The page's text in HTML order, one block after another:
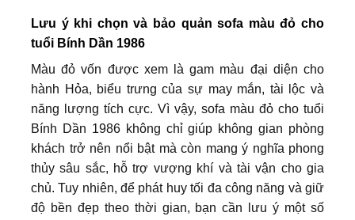
Lưu ý khi chọn và bảo quản sofa màu đỏ cho
tuổi Bính Dần 1986
Màu đỏ vốn được xem là gam màu đại diện cho
hành Hỏa, biểu trưng của sự may mắn, tài lộc và
năng lượng tích cực. Vì vậy, sofa màu đỏ cho tuổi
Bính Dần 1986 không chỉ giúp không gian phòng
khách trở nên nổi bật mà còn mang ý nghĩa phong
thủy sâu sắc, hỗ trợ vượng khí và tài vận cho gia
chủ. Tuy nhiên, để phát huy tối đa công năng và giữ
độ bền đẹp theo thời gian, bạn cần lưu ý một số